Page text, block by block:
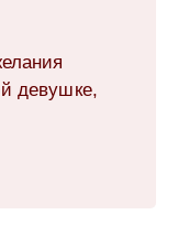
девушке,